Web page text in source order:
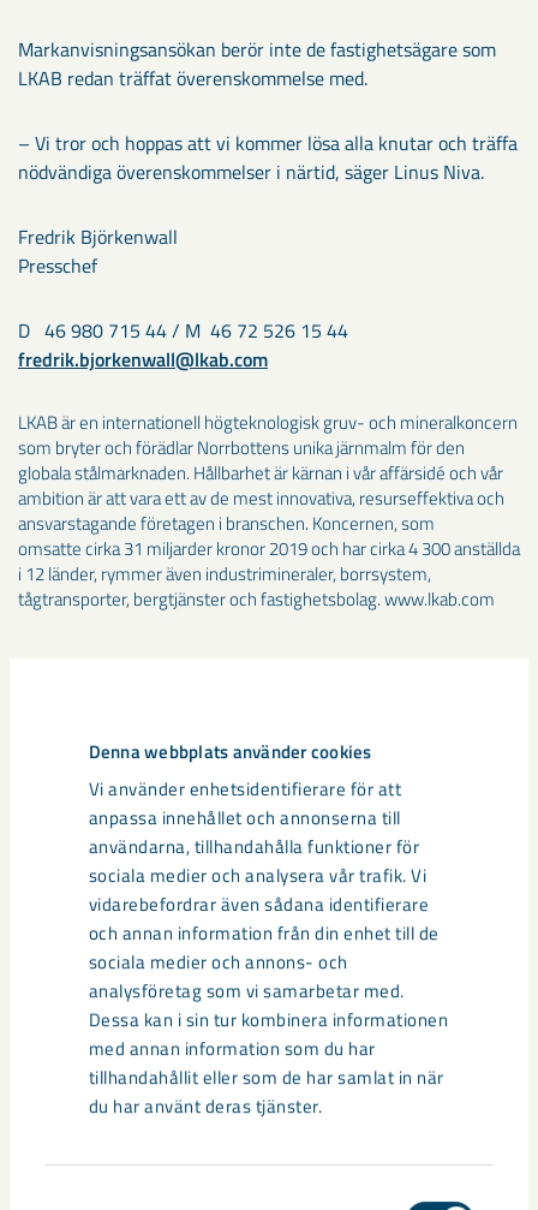
Denna webbplats använder cookies
Vi använder enhetsidentifierare för att
anpassa innehållet och annonserna till
användarna, tillhandahålla funktioner för
sociala medier och analysera vår trafik. Vi
vidarebefordrar även sådana identifierare
och annan information från din enhet till de
sociala medier och annons- och
analysföretag som vi samarbetar med.
Dessa kan i sin tur kombinera informationen
med annan information som du har
tillhandahållit eller som de har samlat in när
du har använt deras tjänster.
Markanvisningsansökan berör inte de fastighetsägare som
LKAB redan träffat överenskommelse med.
– Vi tror och hoppas att vi kommer lösa alla knutar och träffa
nödvändiga överenskommelser i närtid, säger Linus Niva.
Fredrik Björkenwall
Presschef
D 46 980 715 44 / M 46 72 526 15 44
fredrik.bjorkenwall@lkab.com
LKAB är en internationell högteknologisk gruv- och mineralkoncern
som bryter och förädlar Norrbottens unika järnmalm för den
globala stålmarknaden. Hållbarhet är kärnan i vår affärsidé och vår
ambition är att vara ett av de mest innovativa, resurseffektiva och
ansvarstagande företagen i branschen. Koncernen, som
omsatte cirka 31 miljarder kronor 2019 och har cirka 4 300 anställda
i 12 länder, rymmer även industrimineraler, borrsystem,
tågtransporter, bergtjänster och fastighetsbolag. www.lkab.com
överenskommelser i närtid
Linus Niva
Media